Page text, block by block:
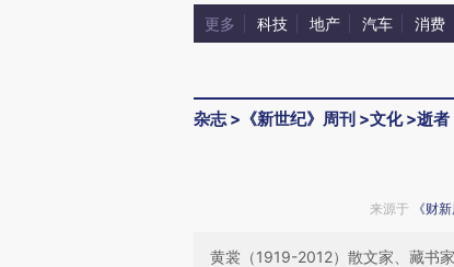
更多 科技 地产 汽车 消费
杂志> 《新世纪》周刊 >文化>逝者
来源于 《财
黄裳（1919-2012）散文家、藏书家